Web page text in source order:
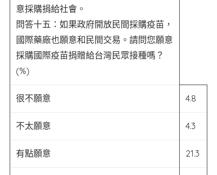
意採購捐給社會。
問答十五：如果政府開放民間採購疫苗，
國際藥廠也願意和民間交易。請問您願意
採購國際疫苗捐贈給台灣民眾接種嗎？
(%)
很不願意 4.8
不太願意 4.3
有點願意 21.3